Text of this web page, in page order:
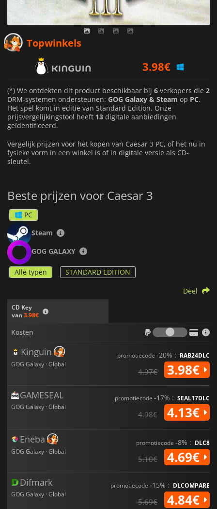
Topwinkels
4.69€
4.13€
(*) We ontdekten dit product beschikbaar bij 6 verkopers die 2
DRM-systemen ondersteunen: GOG Galaxy & Steam op PC.
Het spel komt in editie van Standard Edition. Onze
prijsvergelijkingstool heeft 13 digitale aanbiedingen
geïdentificeerd.
Vergelijk prijzen voor het kopen van Caesar 3 PC, of het nu in
fysieke vorm in een winkel is of in digitale versie als CD-
sleutel.
Beste prijzen voor Caesar 3
PC
Steam
GOG GALAXY
Alle typen STANDARD EDITION
CD Key
van 3.98€
Deel
Kosten
Kosten
Kinguin
GOG Galaxy · Global
promotiecode -20% : RAB24DLC
4.97€ 3.98€
GAMESEAL
GOG Galaxy · Global
promotiecode -17% : SEAL17DLC
4.98€ 4.13€
Eneba
GOG Galaxy · Global
promotiecode -8% : DLC8
5.10€ 4.69€
Difmark
GOG Galaxy · Global
promotiecode -15% : DLCOMPARE
5.69€ 4.84€